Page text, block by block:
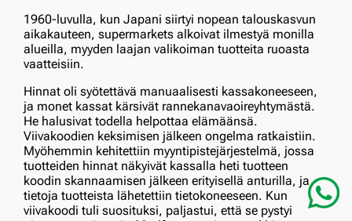
1960-luvulla, kun Japani siirtyi nopean talouskasvun
aikakauteen, supermarkets alkoivat ilmestyä monilla
alueilla, myyden laajan valikoiman tuotteita ruoasta
vaatteisiin.
Hinnat oli syötettävä manuaalisesti kassakoneeseen,
ja monet kassat kärsivät rannekanavaoireyhtymästä.
He halusivat todella helpottaa elämäänsä.
Viivakoodien keksimisen jälkeen ongelma ratkaistiin.
Myöhemmin kehitettiin myyntipistejärjestelmä, jossa
tuotteiden hinnat näkyivät kassalla heti tuotteen
koodin skannaamisen jälkeen erityisellä anturilla, ja
tietoja tuotteista lähetettiin tietokoneeseen. Kun
viivakoodi tuli suosituksi, paljastui, että se pystyi